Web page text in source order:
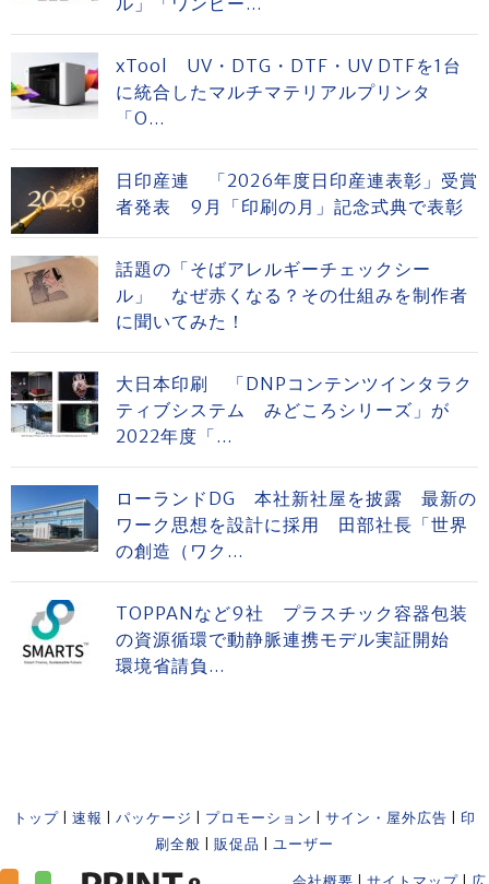
xTool UV・DTG・DTF・UV DTFを1台
に統合したマルチマテリアルプリンタ
「O...
日印産連 「2026年度日印産連表彰」受賞
者発表 9月「印刷の月」記念式典で表彰
話題の「そばアレルギーチェックシー
ル」 なぜ赤くなる？その仕組みを制作者
に聞いてみた！
大日本印刷 「DNPコンテンツインタラク
ティブシステム みどころシリーズ」が
2022年度「...
ローランドDG 本社新社屋を披露 最新の
ワーク思想を設計に採用 田部社長「世界
の創造（ワク...
TOPPANなど9社 プラスチック容器包装
の資源循環で動静脈連携モデル実証開始
環境省請負...
トップ 速報 パッケージ プロモーション サイン・屋外広告
印
刷全般
販促品 ユーザー